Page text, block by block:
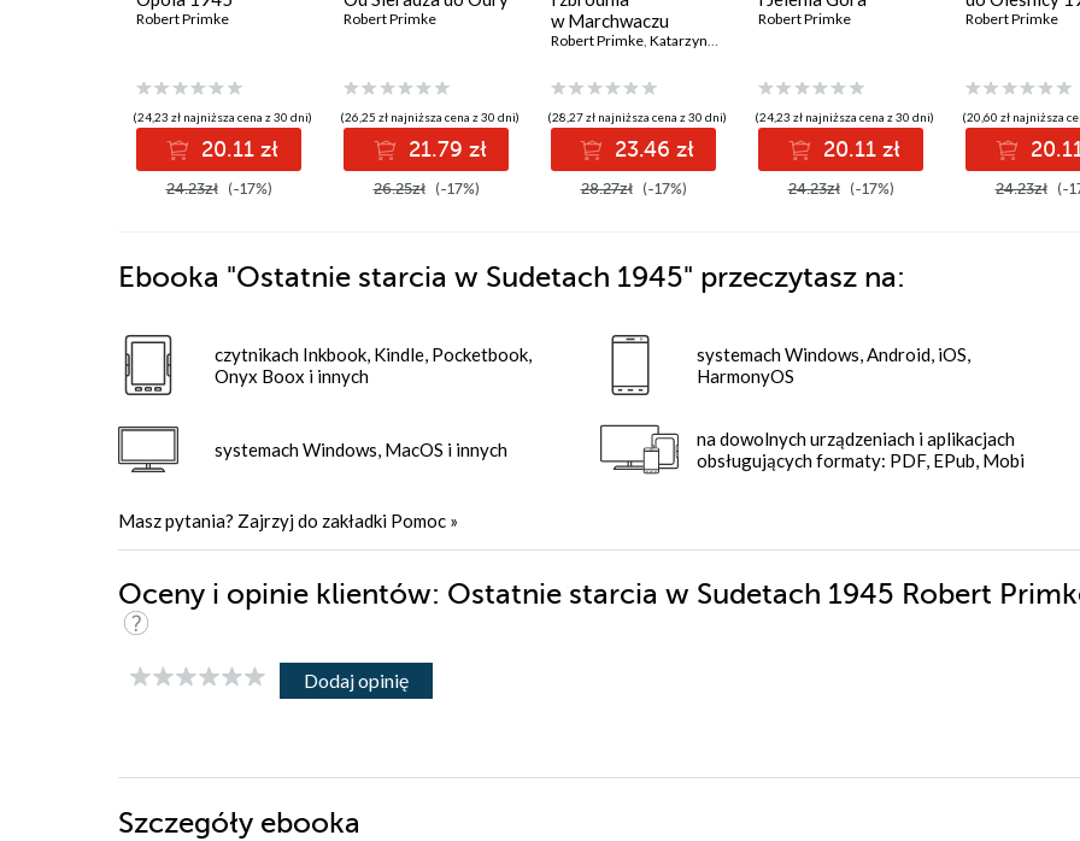
Robert Primke
(24,23 zł najniższa cena z 30 dni)
20.11 zł
24.23zł (-17%)
Robert Primke
(26,25 zł najniższa cena z 30 dni)
21.79 zł
26.25zł (-17%)
w Marchwaczu
Robert Primke, Katarzyna Suchecka
(28,27 zł najniższa cena z 30 dni)
23.46 zł
28.27zł (-17%)
Robert Primke
(24,23 zł najniższa cena z 30 dni)
20.11 zł
24.23zł (-17%)
Robert Primke
(20,60 zł najniższa
24.23zł (-
Ebooka "Ostatnie starcia w Sudetach 1945" przeczytasz na:
czytnikach Inkbook, Kindle, Pocketbook,
Onyx Boox i innych
systemach Windows, MacOS i innych
systemach Windows, Android, iOS,
HarmonyOS
na dowolnych urządzeniach i aplikacjach
obsługujących formaty: PDF, EPub, Mobi
Masz pytania? Zajrzyj do zakładki Pomoc »
Oceny i opinie klientów: Ostatnie starcia w Sudetach 1945 Robert
Dodaj opinię
Szczegóły ebooka